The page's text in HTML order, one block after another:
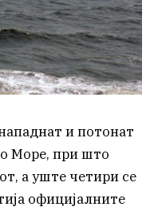
и потонат
Море, при што
а уште четири се
официјалните